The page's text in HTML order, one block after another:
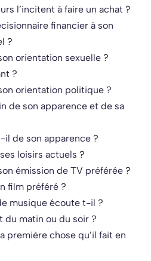
l’incitent à faire un achat ?
financier à son
?
orientation sexuelle ?
?
orientation politique ?
de son apparence et de sa
il de son apparence ?
loisirs actuels ?
émission de TV préférée ?
film préféré ?
musique écoute t-il ?
du matin ou du soir ?
première chose qu’il fait en